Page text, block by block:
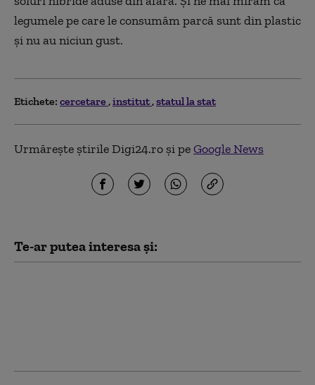
legumele pe care le consumăm parcă sunt din plastic
și nu au niciun gust.
Etichete: cercetare institut statul la stat
Urmărește știrile Digi24.ro și peGoogle News
Te-ar putea interesa și: